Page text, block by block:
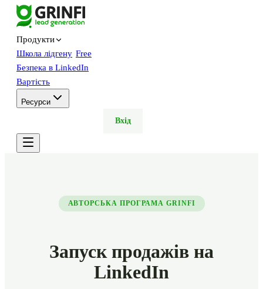
Продукти
Школа лідгену Free
Безпека в LinkedIn
Вартість
Ресурси
Вхід
АВТОРСЬКА ПРОГРАМА GRINFI
Запуск продажів на
LinkedIn